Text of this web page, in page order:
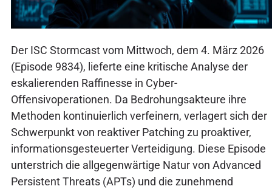
Der ISC Stormcast vom Mittwoch, dem 4. März 2026
(Episode 9834), lieferte eine kritische Analyse der
eskalierenden Raffinesse in Cyber-
Offensivoperationen. Da Bedrohungsakteure ihre
Methoden kontinuierlich verfeinern, verlagert sich der
Schwerpunkt von reaktiver Patching zu proaktiver,
informationsgesteuerter Verteidigung. Diese Episode
unterstrich die allgegenwärtige Natur von Advanced
Persistent Threats (APTs) und die zunehmend